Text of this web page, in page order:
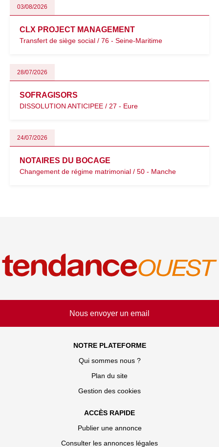
03/08/2026
CLX PROJECT MANAGEMENT
Transfert de siège social / 76 - Seine-Maritime
28/07/2026
SOFRAGISORS
DISSOLUTION ANTICIPEE / 27 - Eure
24/07/2026
NOTAIRES DU BOCAGE
Changement de régime matrimonial / 50 - Manche
Nous envoyer un email
NOTRE PLATEFORME
Qui sommes nous ?
Plan du site
Gestion des cookies
ACCÈS RAPIDE
Publier une annonce
Consulter les annonces légales